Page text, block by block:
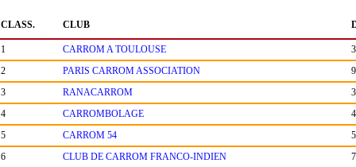
CLASS. CLUB
1 CARROM A TOULOUSE
2
PARIS CARROM ASSOCIATION
3
RANACARROM
4
CARROMBOLAGE
5
CARROM 54
6
CLUB DE CARROM FRANCO-INDIEN